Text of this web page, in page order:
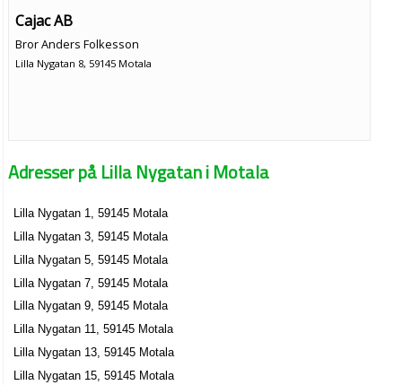
Cajac AB
Bror Anders Folkesson
Lilla Nygatan 8, 59145 Motala
Adresser på Lilla Nygatan i Motala
Lilla Nygatan 1, 59145 Motala
Lilla Nygatan 3, 59145 Motala
Lilla Nygatan 5, 59145 Motala
Lilla Nygatan 7, 59145 Motala
Lilla Nygatan 9, 59145 Motala
Lilla Nygatan 11, 59145 Motala
Lilla Nygatan 13, 59145 Motala
Lilla Nygatan 15, 59145 Motala